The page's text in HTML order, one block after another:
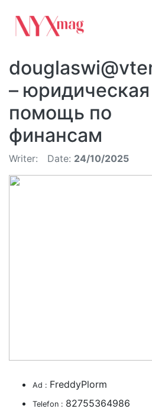
– юридическая
помощь по
финансам
Writer: Date: 24/10/2025
Ad : FreddyPlorm
Telefon : 82755364986